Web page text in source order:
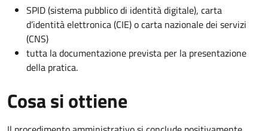
SPID (sistema pubblico di identità digitale), carta
d’identità elettronica (CIE) o carta nazionale dei servizi
(CNS)
tutta la documentazione prevista per la presentazione
della pratica.
Cosa si ottiene